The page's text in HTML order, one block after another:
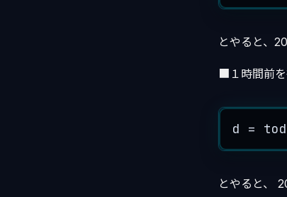
とやると、
■１時間前を
d =
とやると、